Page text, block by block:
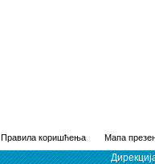
Правила коришћења Мапа